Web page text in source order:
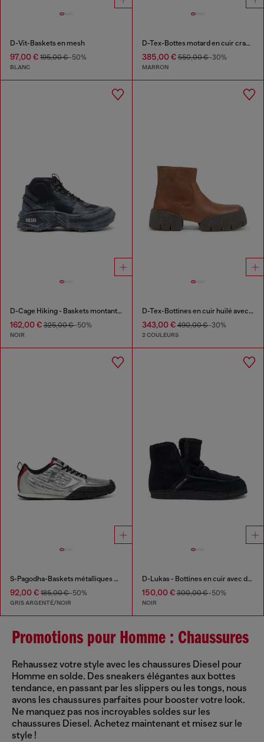
D-Vit-Baskets en mesh
97,00 € 195,00 €-50%
BLANC
D-Tex-Bottes motard en cuir craquelé
385,00 €550,00 €-30%
MARRON
D-Cage Hiking - Baskets montante chunky
162,00 € 325,00 €-50%
NOIR
D-Tex-Bottines en cuir huilé avec semelle fendue
343,00 €490,00 €-30%
2 COULEURS
S-Pagodha-Baskets métalliques matelassées
92,00 € 185,00 €-50%
GRIS ARGENTÉ/NOIR
D-Lukas - Bottines en cuir avec doublure intérieure
150,00 €300,00 €-50%
NOIR
Promotions pour Homme : Chaussures
Rehaussez votre style avec les chaussures Diesel pour
Homme en solde. Des sneakers élégantes aux bottes
tendance, en passant par les slippers ou les tongs, nous
avons les chaussures parfaites pour booster votre look.
Ne manquez pas nos incroyables soldes sur les
chaussures Diesel. Achetez maintenant et misez sur le
style !